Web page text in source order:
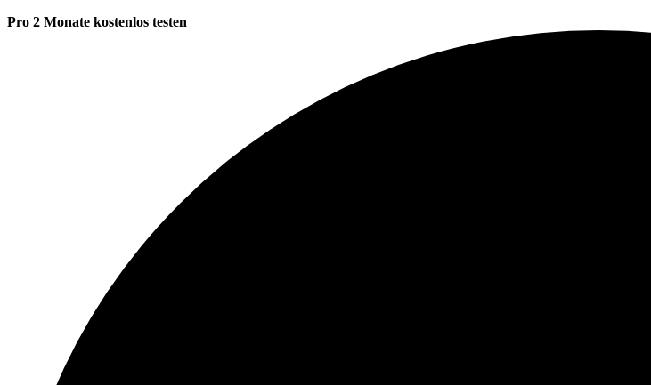
Pro 2 Monate kostenlos testen